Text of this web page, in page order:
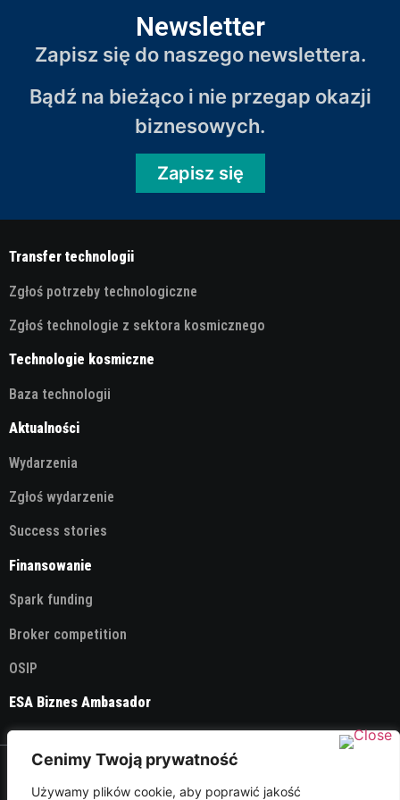
Cenimy Twoją prywatność
Używamy plików cookie, aby poprawić jakość
Newsletter
Zapisz się do naszego newslettera.
Bądź na bieżąco i nie przegap okazji
biznesowych.
Zapisz się
Transfer technologii
Zgłoś potrzeby technologiczne
Zgłoś technologie z sektora kosmicznego
Technologie kosmiczne
Baza technologii
Aktualności
Wydarzenia
Zgłoś wydarzenie
Success stories
Finansowanie
Spark funding
Broker competition
OSIP
ESA Biznes Ambasador